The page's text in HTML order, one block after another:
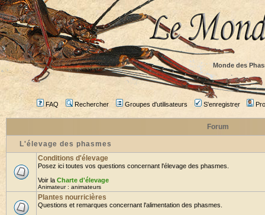
Monde des
FAQ Rechercher Groupes d'utilisateurs S'enregistrer
Forum
L'élevage des phasmes
Conditions d'élevage
Posez ici toutes vos questions concernant l'élevage des phasmes.
Voir la Charte d'élevage
Animateur : animateurs
Plantes nourricières
Questions et remarques concernant l'alimentation des phasmes.